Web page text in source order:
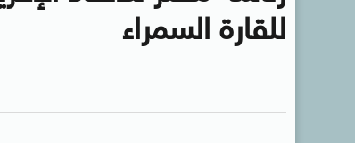
للقارة السمراء